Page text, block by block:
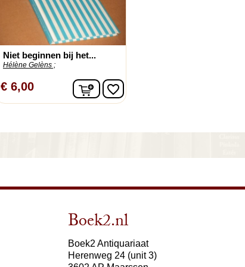
Niet beginnen bij het...
Hélène Gelèns ;
€ 6,00 In winkelwagen
favorite_border
Boek2.nl
Boek2 Antiquariaat
Herenweg 24 (unit 3)